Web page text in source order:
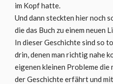
im Kopf hatte.
Und dann steckten hier noch
die das Buch zu einem neuen
In dieser Geschichte sind so
drin, denen man richtig nahe
eigenen kleinen Probleme die
der Geschichte erfährt und